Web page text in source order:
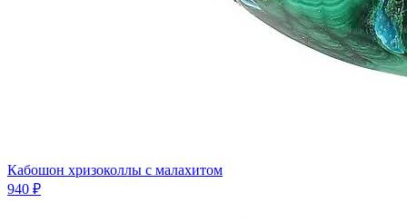
Кабошон хризоколлы с малахитом
940 ₽